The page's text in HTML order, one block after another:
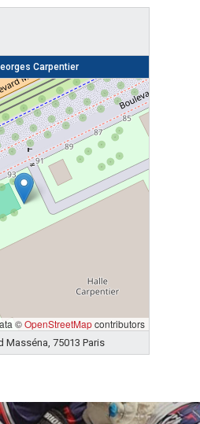
Carpentier
©OpenStreetMapcontributors
Masséna, 75013 Paris